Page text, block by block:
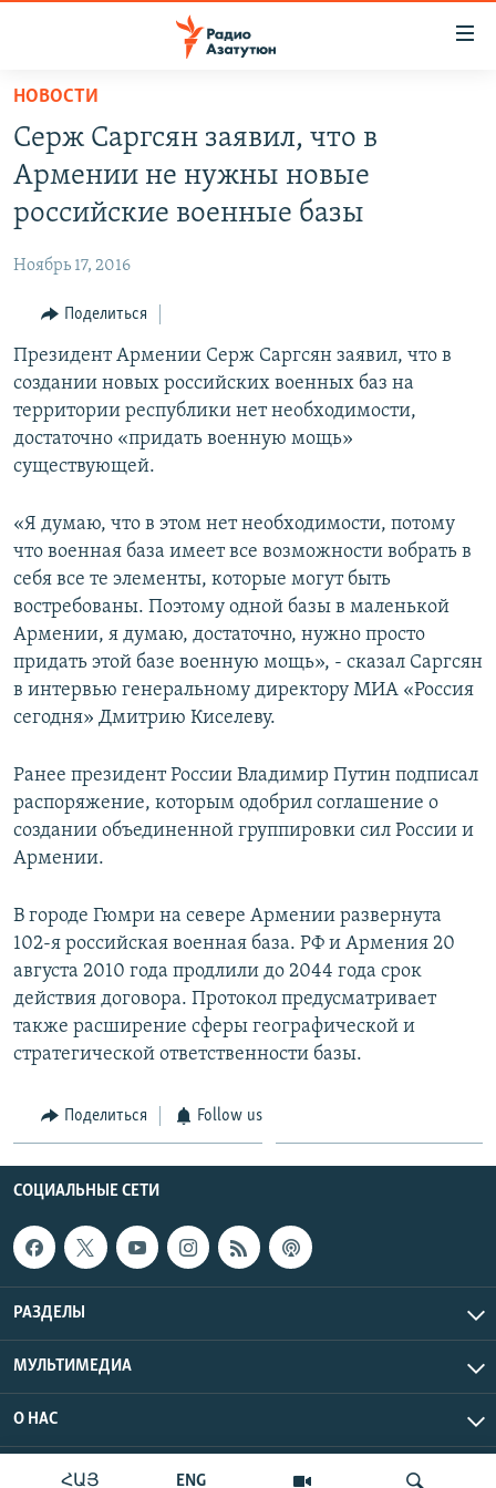
Перейти
основному
содержанию
Перейти
основной
навигации
Перейти
поиску
НОВОСТИ
ПОЛИТИКА
ЭКОНОМИКА
РЕГИОН
НАГОРНЫЙ КАРАБАХ
КУЛЬТУРА
СПОРТ
АРХИВ
Հայերեն
English
Русский
Все сайты Радио Азатутюн
ՀԱՅ ENG
НОВОСТИ
Серж Саргсян заявил, что в
Армении не нужны новые
российские военные базы
Ноябрь 17, 2016
Поделиться
Президент Армении Серж Саргсян заявил, что в
создании новых российских военных баз на
территории республики нет необходимости,
достаточно «придать военную мощь»
существующей.
«Я думаю, что в этом нет необходимости, потому
что военная база имеет все возможности вобрать в
себя все те элементы, которые могут быть
востребованы. Поэтому одной базы в маленькой
Армении, я думаю, достаточно, нужно просто
придать этой базе военную мощь», - сказал Саргсян
в интервью генеральному директору МИА «Россия
сегодня» Дмитрию Киселеву.
Ранее президент России Владимир Путин подписал
распоряжение, которым одобрил соглашение о
создании объединенной группировки сил России и
Армении.
В городе Гюмри на севере Армении развернута
102-я российская военная база. РФ и Армения 20
августа 2010 года продлили до 2044 года срок
действия договора. Протокол предусматривает
также расширение сферы географической и
стратегической ответственности базы.
Поделиться Follow us
СОЦИАЛЬНЫЕ СЕТИ
РАЗДЕЛЫ
МУЛЬТИМЕДИА
О НАС
Радио Азатутюн © 2026 RFE/RL, Inc. Все права защищены.